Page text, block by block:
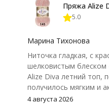
Пряжа Alize
5.0
Марина Тихонова
Ниточка гладкая, с
шелковистым блеском
Alize Diva летний топ,
получилось мягким и
Петли хорошо видны,
4 августа 2026